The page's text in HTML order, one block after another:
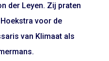
der Leyen. Zij praten
voor de
van Klimaat als